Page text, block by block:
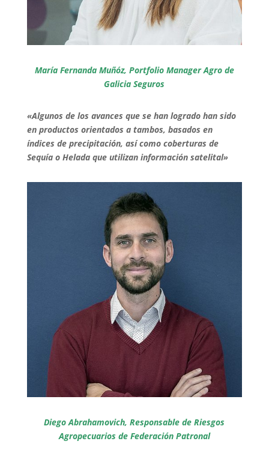
María Fernanda Muñóz, Portfolio Manager Agro de
Galicia Seguros
«Algunos de los avances que se han logrado han sido
en productos orientados a tambos, basados en
índices de precipitación, así como coberturas de
Sequía o Helada que utilizan información satelital»
Diego Abrahamovich,Responsable de Riesgos
Agropecuarios de Federación Patronal